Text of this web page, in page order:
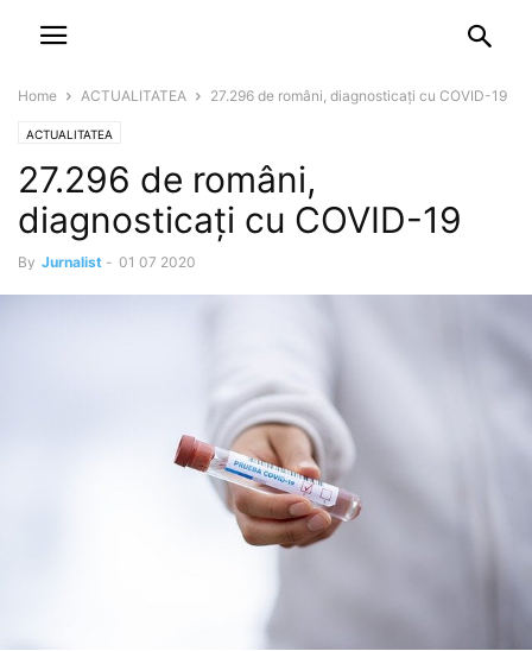
Home ACTUALITATEA 27.296 de români, diagnosticați cu COVID-19
ACTUALITATEA
27.296 de români,
diagnosticați cu COVID-19
By Jurnalist - 01 07 2020